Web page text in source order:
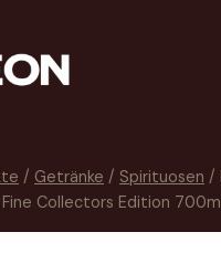
/ Getränke / Spirituosen /
Collectors Edition 700ml